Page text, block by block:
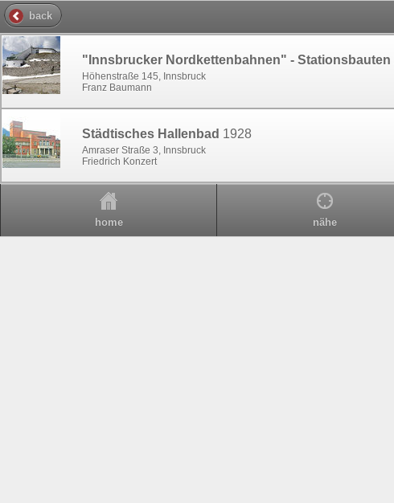
back
"Innsbrucker Nordkettenbahnen" - Stationsbauten
Höhenstraße 145, Innsbruck
Franz Baumann
Städtisches Hallenbad 1928
Amraser Straße 3, Innsbruck
Friedrich Konzert
home nähe